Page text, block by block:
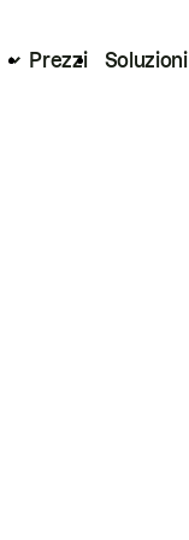
Prezzi Soluzioni